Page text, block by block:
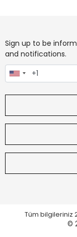
Sign up to be
and notifications.
Tüm bilgileriniz
©